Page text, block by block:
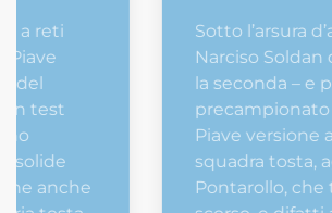
Sotto l’arsura d’agosto, il Treviso
Narciso Soldan di Conegliano
la seconda – e penultima –
precampionato della stagione,
Piave versione amichevole. I
squadra tosta, agli ordini di un
Pontarollo, che tanto bene ha